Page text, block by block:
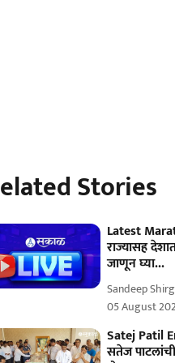
Stories
Latest
राज्यासह
जाणून घ्या...
Sandeep
05 August
Satej Patil
सतेज